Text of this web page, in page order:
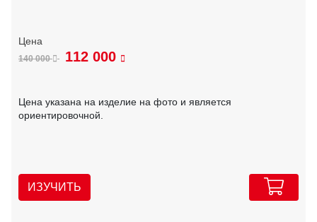
140 000 112 000
Цена указана на изделие на фото и является
ориентировочной.
ИЗУЧИТЬ